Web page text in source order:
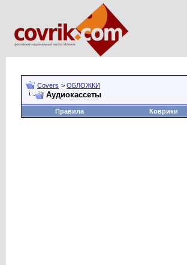
Covers > ОБЛОЖКИ
Аудиокассеты
Правила Коврики